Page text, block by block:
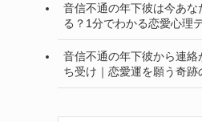
音信不通の年下彼は今あな
る？1分でわかる恋愛心理
音信不通の年下彼から連絡
ち受け｜恋愛運を願う奇跡